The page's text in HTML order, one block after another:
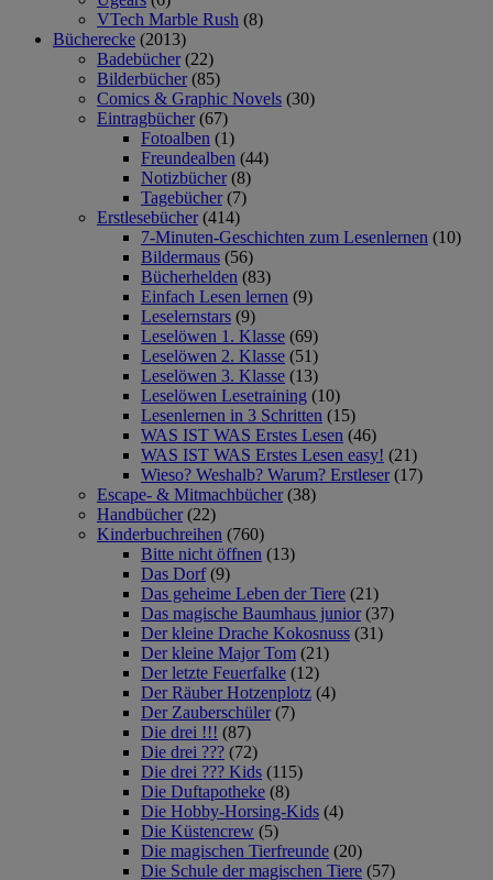
VTech Marble Rush (8)
Bücherecke (2013)
Badebücher (22)
Bilderbücher (85)
Comics & Graphic Novels (30)
Eintragbücher (67)
Fotoalben (1)
Freundealben (44)
Notizbücher (8)
Tagebücher (7)
Erstlesebücher (414)
7-Minuten-Geschichten zum Lesenlernen (10)
Bildermaus (56)
Bücherhelden (83)
Einfach Lesen lernen (9)
Leselernstars (9)
Leselöwen 1. Klasse (69)
Leselöwen 2. Klasse (51)
Leselöwen 3. Klasse (13)
Leselöwen Lesetraining (10)
Lesenlernen in 3 Schritten (15)
WAS IST WAS Erstes Lesen (46)
WAS IST WAS Erstes Lesen easy! (21)
Wieso? Weshalb? Warum? Erstleser (17)
Escape- & Mitmachbücher (38)
Handbücher (22)
Kinderbuchreihen (760)
Bitte nicht öffnen (13)
Das Dorf (9)
Das geheime Leben der Tiere (21)
Das magische Baumhaus junior (37)
Der kleine Drache Kokosnuss (31)
Der kleine Major Tom (21)
Der letzte Feuerfalke (12)
Der Räuber Hotzenplotz (4)
Der Zauberschüler (7)
Die drei !!! (87)
Die drei ??? (72)
Die drei ??? Kids (115)
Die Duftapotheke (8)
Die Hobby-Horsing-Kids (4)
Die Küstencrew (5)
Die magischen Tierfreunde (20)
Die Schule der magischen Tiere (57)